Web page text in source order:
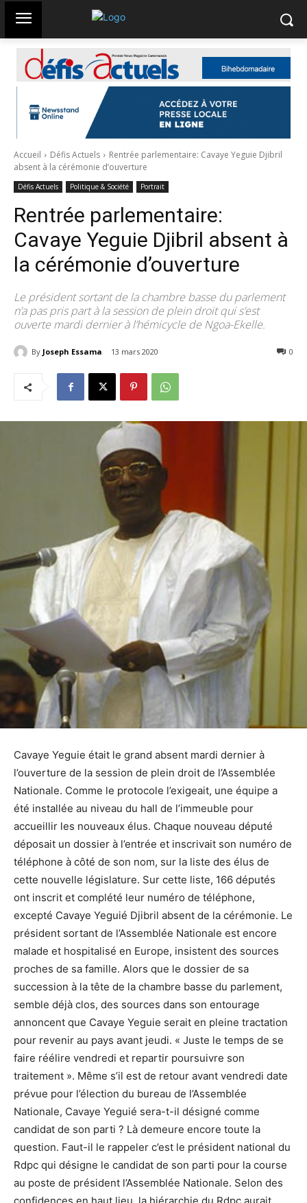
Accueil Défis Actuels
Rentrée parlementaire: Cavaye Yeguie Djibril
absent à la cérémonie d’ouverture
Défis Actuels Politique & Société Portrait
Rentrée parlementaire:
Cavaye Yeguie Djibril absent à
la cérémonie d’ouverture
Le président sortant de la chambre basse du parlement
n’a pas pris part à la session de plein droit qui s’est
ouverte mardi dernier à l’hémicycle de Ngoa-Ekelle.
By Joseph Essama 13 mars 2020 0
Cavaye Yeguie était le grand absent mardi dernier à
l’ouverture de la session de plein droit de l’Assemblée
Nationale. Comme le protocole l’exigeait, une équipe a
été installée au niveau du hall de l’immeuble pour
accueillir les nouveaux élus. Chaque nouveau député
déposait un dossier à l’entrée et inscrivait son numéro de
téléphone à côté de son nom, sur la liste des élus de
cette nouvelle législature. Sur cette liste, 166 députés
ont inscrit et complété leur numéro de téléphone,
excepté Cavaye Yeguié Djibril absent de la cérémonie. Le
président sortant de l’Assemblée Nationale est encore
malade et hospitalisé en Europe, insistent des sources
proches de sa famille. Alors que le dossier de sa
succession à la tête de la chambre basse du parlement,
semble déjà clos, des sources dans son entourage
annoncent que Cavaye Yeguie serait en pleine tractation
pour revenir au pays avant jeudi. « Juste le temps de se
faire réélire vendredi et repartir poursuivre son
traitement ». Même s’il est de retour avant vendredi date
prévue pour l’élection du bureau de l’Assemblée
Nationale, Cavaye Yeguié sera-t-il désigné comme
candidat de son parti ? Là demeure encore toute la
question. Faut-il le rappeler c’est le président national du
Rdpc qui désigne le candidat de son parti pour la course
au poste de président l’Assemblée Nationale. Selon des